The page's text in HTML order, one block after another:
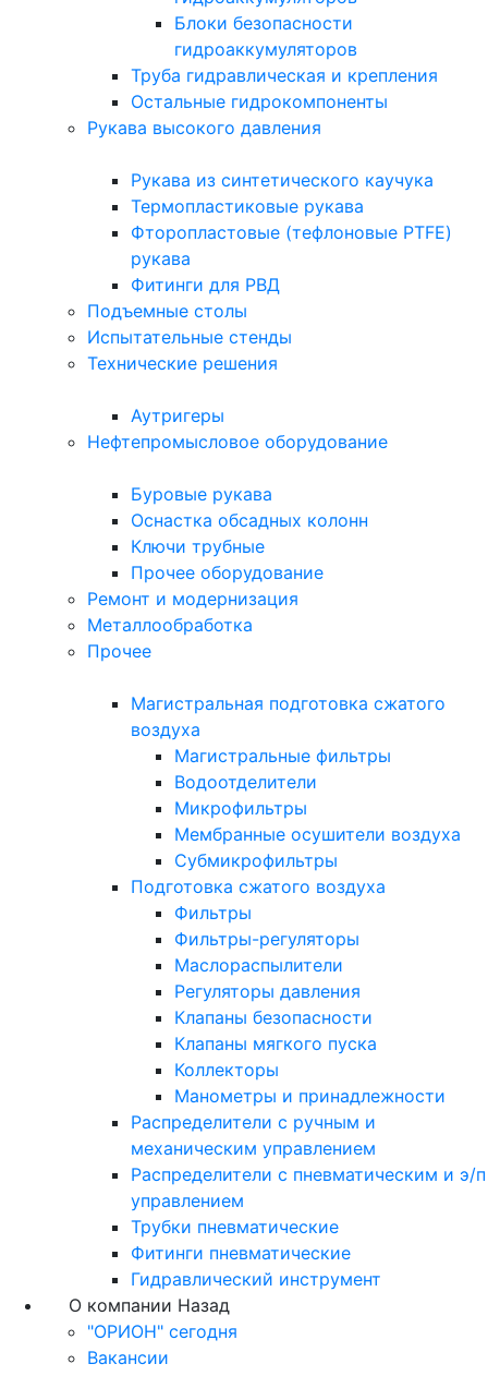
Блоки безопасности
гидроаккумуляторов
Труба гидравлическая и крепления
Остальные гидрокомпоненты
Рукава высокого давления
Рукава из синтетического каучука
Термопластиковые рукава
Фторопластовые (тефлоновые PTFE)
рукава
Фитинги для РВД
Подъемные столы
Испытательные стенды
Технические решения
Аутригеры
Нефтепромысловое оборудование
Буровые рукава
Оснастка обсадных колонн
Ключи трубные
Прочее оборудование
Ремонт и модернизация
Металлообработка
Прочее
Магистральная подготовка сжатого
воздуха
Магистральные фильтры
Водоотделители
Микрофильтры
Мембранные осушители воздуха
Субмикрофильтры
Подготовка сжатого воздуха
Фильтры
Фильтры-регуляторы
Маслораспылители
Регуляторы давления
Клапаны безопасности
Клапаны мягкого пуска
Коллекторы
Манометры и принадлежности
Распределители с ручным и
механическим управлением
Распределители с пневматическим и э/п
управлением
Трубки пневматические
Фитинги пневматические
Гидравлический инструмент
О компании Назад
"ОРИОН" сегодня
Вакансии